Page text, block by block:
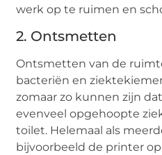
werk op te ruimen en
2. Ontsmetten
Ontsmetten van de
bacteriën en
zomaar zo kunnen zijn
evenveel opgehoopte
toilet. Helemaal als
bijvoorbeeld de printer